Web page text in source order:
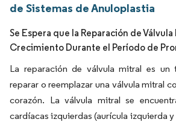
de Sistemas de Anuloplastia
Se Espera que la Reparación de
Crecimiento Durante el Período de
La reparación de válvula mitral es
reparar o reemplazar una válvula mitral
corazón. La válvula mitral se
cardíacas izquierdas (aurícula izquierda